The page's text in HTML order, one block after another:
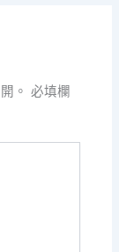
。 必填欄